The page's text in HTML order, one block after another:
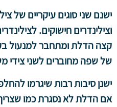
ישנם שני סוגים עיקריים של
וצילינדרים חישוקים.
קצה הדלת ומתחבר למנעול
של שפה מחוברים לשני צידי
ישנן סיבות רבות שיגרמו
אם הדלת לא נסגרת כמו